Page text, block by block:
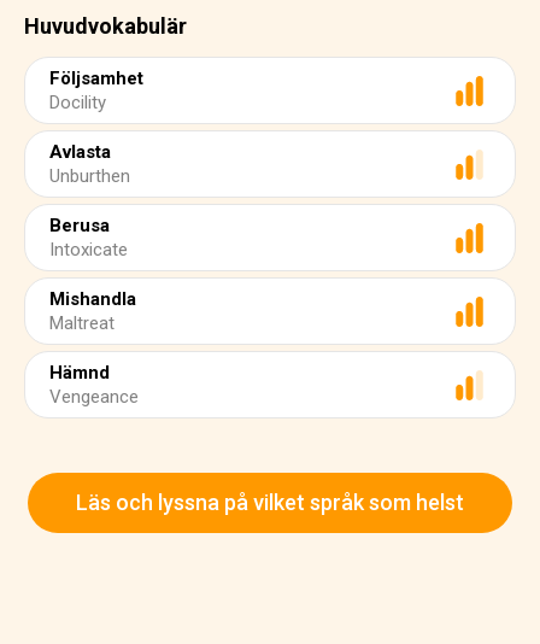
Huvudvokabulär
Följsamhet
Docility
Avlasta
Unburthen
Berusa
Intoxicate
Mishandla
Maltreat
Hämnd
Vengeance
Läs och lyssna på vilket språk som helst